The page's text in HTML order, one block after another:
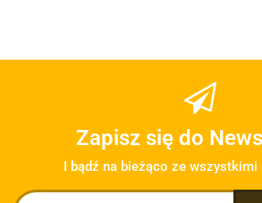
Zapisz się do
I bądź na bieżąco ze